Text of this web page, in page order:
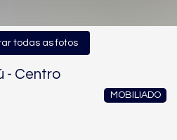
todas as fotos
- Centro
MOBILIADO